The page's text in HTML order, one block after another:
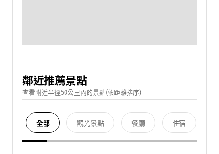
鄰近推薦景點
查看附近半徑50公里內的景點(依距離排序)
全部 觀光景點 餐廳 住宿